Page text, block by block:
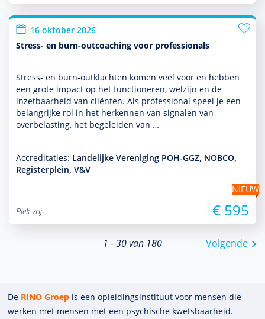
16 oktober 2026
Stress- en burn-outcoaching voor professionals
Stress- en burn-outklachten komen veel voor en hebben
een grote impact op het functio­neren, welzijn en de
inzetbaarheid van cliënten. Als professional speel je een
belang­rijke rol in het herkennen van signalen van
overbelasting, het bege­leiden van …
Accreditaties: Landelijke Vereniging POH-GGZ, NOBCO,
Registerplein, V&V
NIEUW
Plek vrij
€ 595
1 - 30 van 180 Volgende
De RINO Groep is een opleidings­insti­tuut voor mensen die
werken met mensen met een psychische kwets­baar­heid.